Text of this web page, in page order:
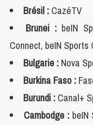
Brésil : CazéTV
Brunei : beIN
Connect, beIN Sports
Bulgarie : Nova
Burkina Faso :
Burundi : Canal+
Cambodge : beIN